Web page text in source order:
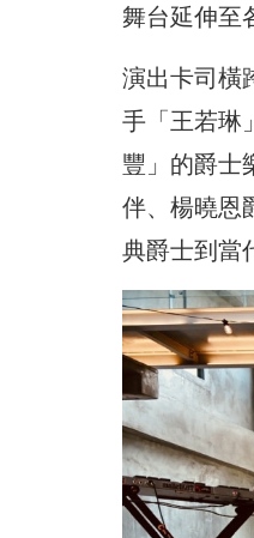
舞台延伸至
演出卡司橫
手「王若琳
豐」的爵士
伴、楊曉恩
典爵士到當